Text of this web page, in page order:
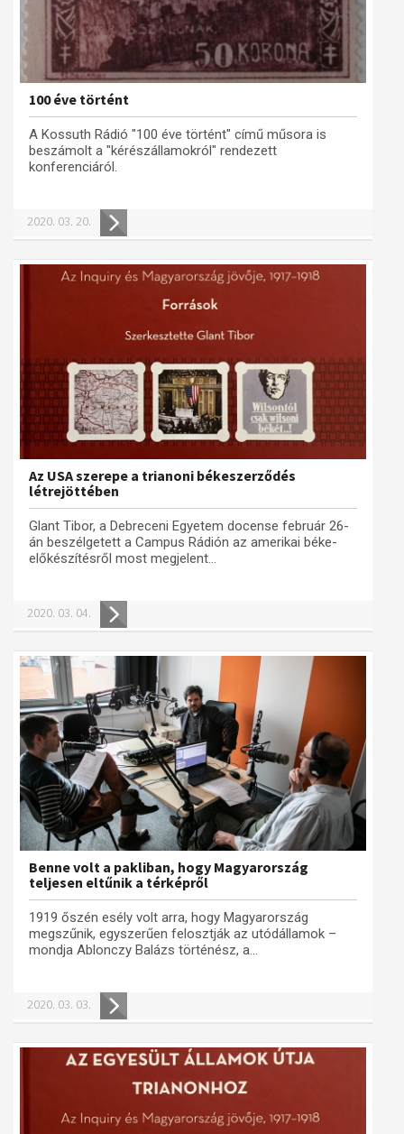
100 éve történt
A Kossuth Rádió "100 éve történt" című műsora is
beszámolt a "kérészállamokról" rendezett
konferenciáról.
2020. 03. 20.
Az USA szerepe a trianoni békeszerződés
létrejöttében
Glant Tibor, a Debreceni Egyetem docense február 26-
án beszélgetett a Campus Rádión az amerikai béke-
előkészítésről most megjelent...
2020. 03. 04.
Benne volt a pakliban, hogy Magyarország
teljesen eltűnik a térképről
1919 őszén esély volt arra, hogy Magyarország
megszűnik, egyszerűen felosztják az utódállamok –
mondja Ablonczy Balázs történész, a...
2020. 03. 03.